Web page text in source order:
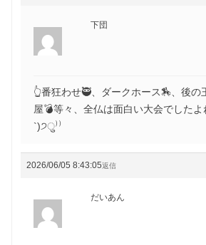
下団
👆番狂わせ🥷、ダークホース🏇、後の
屋💣等々、全仏は面白い大会でした
`)੭ु⁾⁾
2026/06/05 8:43:05返信
だいあん